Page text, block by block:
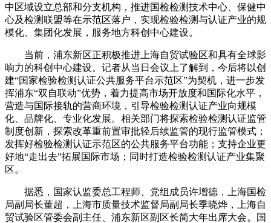
中区域设立总部和分支机构，推进国检检测技术中心、保健中
心及检测联盟等在示范区落户，实现检验检测与认证产业的规
模化、集团化发展，服务地方科创中心建设。
当前，浦东新区正积极推进上海自贸试验区和具有全球影
响力的科创中心建设。记者从当日会议上了解到，今后将以创
建“国家检验检测认证公共服务平台示范区”为契机，进一步发
挥浦东“双自联动”优势，着力提高市场开放度和国际化水平，
营造与国际接轨的营商环境，引导检验检测认证产业向规模
化、品牌化、专业化发展。相关部门将探索检验检测认证监管
制度创新，探索改革重前置审批轻后续监管的现行监管模式；
发挥好检验检测认证示范区的公共服务平台功能；支持企业更
好地“走出去”拓展国际市场；同时打造检验检测认证产业集聚
区。
据悉，国家认监委总工程师、党组成员许增德，上海国检
局副局长董超，上海市质量技术监督局副局长季晓烨，上海自
贸试验区管委会副主任、浦东新区副区长简大年出席大会。国